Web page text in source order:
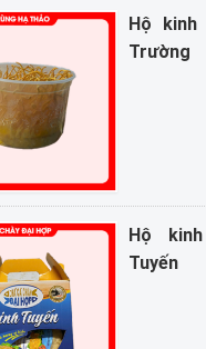
Hộ kinh
Trường
Hộ
Tuyến